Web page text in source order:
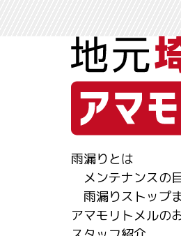
雨漏りとは
メンテナンスの
雨漏りストップ
アマモリトメルの